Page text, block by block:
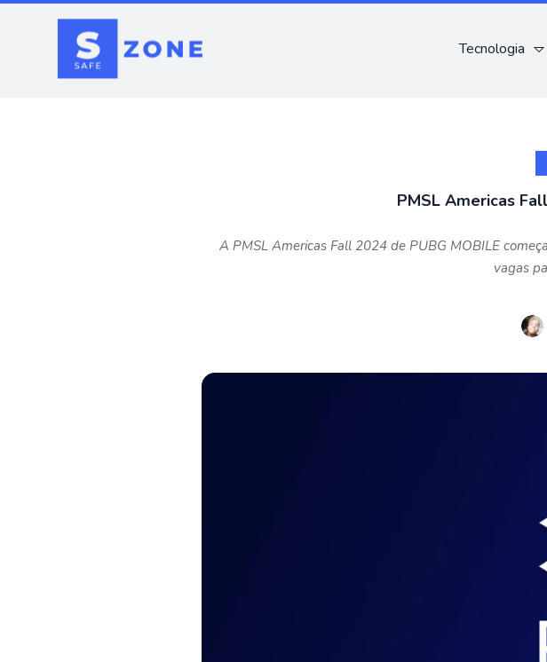
Tecnologia
PMSL Americas
A PMSL Americas Fall 2024 de PUBG MOBILE
vagas